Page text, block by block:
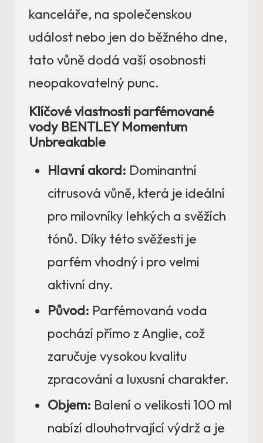
kanceláře, na společenskou
událost nebo jen do běžného dne,
tato vůně dodá vaší osobnosti
neopakovatelný punc.
Klíčové vlastnosti parfémované
vody BENTLEY Momentum
Unbreakable
Hlavní akord: Dominantní
citrusová vůně, která je ideální
pro milovníky lehkých a svěžích
tónů. Díky této svěžesti je
parfém vhodný i pro velmi
aktivní dny.
Původ: Parfémovaná voda
pochází přímo z Anglie, což
zaručuje vysokou kvalitu
zpracování a luxusní charakter.
Objem: Balení o velikosti 100 ml
nabízí dlouhotrvající výdrž a je